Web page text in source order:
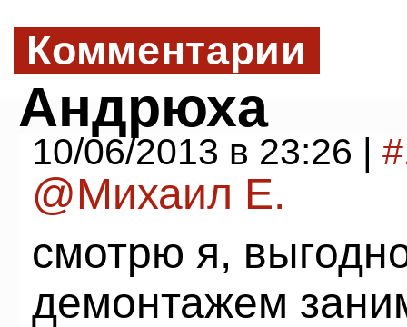
Комментарии
Андрюха
10/06/2013 в 23:26 |
@Михаил Е.
смотрю я,
демонтажем